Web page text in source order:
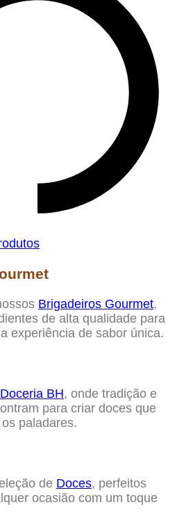
Brigadeiros Gourmet,
de alta qualidade para
experiência de sabor única.
Doceria BH, onde tradição e
para criar doces que
paladares.
de Doces, perfeitos
ocasião com um toque